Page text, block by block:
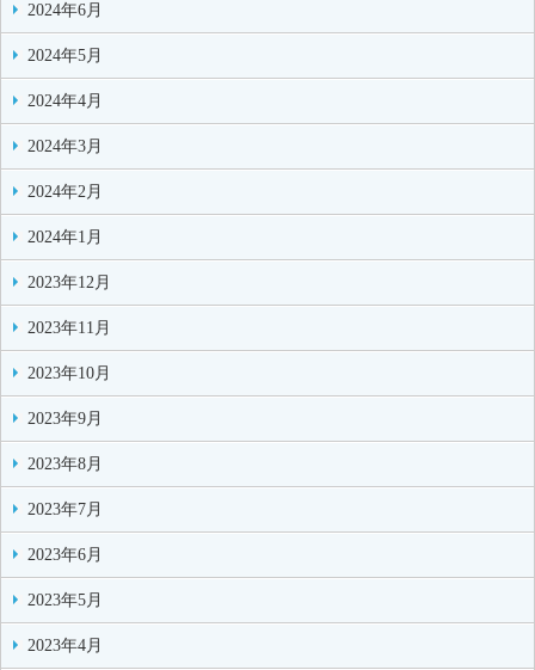
2024年6月
2024年5月
2024年4月
2024年3月
2024年2月
2024年1月
2023年12月
2023年11月
2023年10月
2023年9月
2023年8月
2023年7月
2023年6月
2023年5月
2023年4月